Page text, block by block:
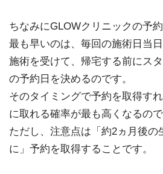
ちなみにGLOWクリニックの予
最も早いのは、毎回の施術日当日
施術を受けて、帰宅する前にス
の予約日を決めるのです。
そのタイミングで予約を取得す
に取れる確率が最も高くなるの
ただし、注意点は「約2ヵ月後の
に」予約を取得することです。